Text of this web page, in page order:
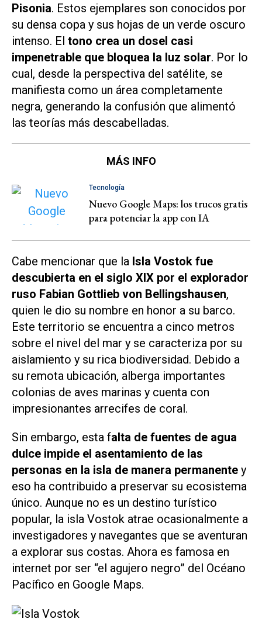
Pisonia. Estos ejemplares son conocidos por
su densa copa y sus hojas de un verde oscuro
intenso. El tono crea un dosel casi
impenetrable que bloquea la luz solar. Por lo
cual, desde la perspectiva del satélite, se
manifiesta como un área completamente
negra, generando la confusión que alimentó
las teorías más descabelladas.
MÁS INFO
Tecnología
Nuevo Google Maps: los trucos gratis
para potenciar la app con IA
Cabe mencionar que la Isla Vostok fue
descubierta en el siglo XIX por el explorador
ruso Fabian Gottlieb von Bellingshausen,
quien le dio su nombre en honor a su barco.
Este territorio se encuentra a cinco metros
sobre el nivel del mar y se caracteriza por su
aislamiento y su rica biodiversidad. Debido a
su remota ubicación, alberga importantes
colonias de aves marinas y cuenta con
impresionantes arrecifes de coral.
Sin embargo, esta falta de fuentes de agua
dulce impide el asentamiento de las
personas en la isla de manera permanente y
eso ha contribuido a preservar su ecosistema
único. Aunque no es un destino turístico
popular, la isla Vostok atrae ocasionalmente a
investigadores y navegantes que se aventuran
a explorar sus costas. Ahora es famosa en
internet por ser “el agujero negro” del Océano
Pacífico en Google Maps.